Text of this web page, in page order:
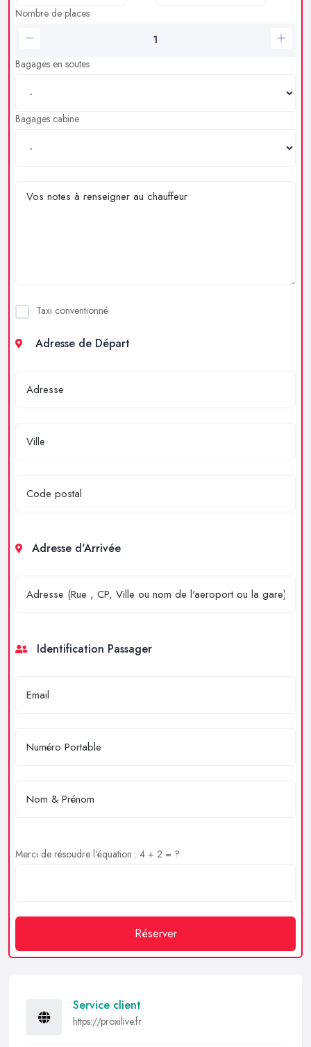
Nombre de places
Bagages en soutes
Bagages cabine
Taxi conventionné
Adresse de Départ
Adresse d'Arrivée
Identification Passager
Merci de résoudre l'équation : 4 + 2 = ?
Réserver
Service client
https://proxilive.fr